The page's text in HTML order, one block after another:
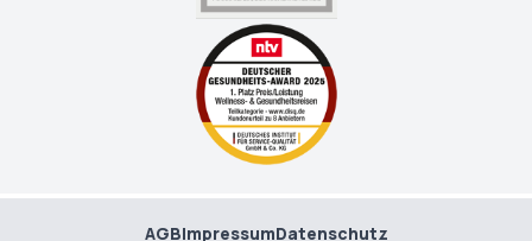
AGBImpressumDatenschutz